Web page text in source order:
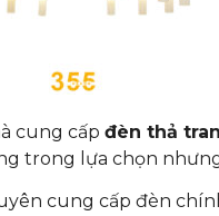
cung cấp đèn thả
trong lựa chọn
cung cấp đèn